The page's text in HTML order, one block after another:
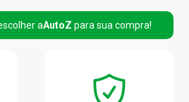
aAutoZ para sua compra!